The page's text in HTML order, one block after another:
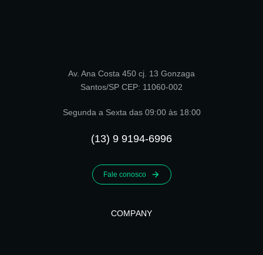
Av. Ana Costa 450 cj. 13 Gonzaga
Santos/SP CEP: 11060-002
Segunda a Sexta das 09:00 às 18:00
(13) 9 9194-6996
Fale conosco
COMPANY